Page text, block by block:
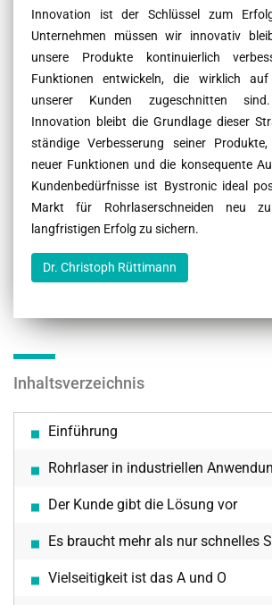
Innovation ist der Schlüssel zum
Unternehmen müssen wir innovativ
unsere Produkte kontinuierlich
Funktionen entwickeln, die wirklich
unserer Kunden zugeschnitten sind.
Innovation bleibt die Grundlage dieser
ständige Verbesserung seiner
neuer Funktionen und die konsequente
Kundenbedürfnisse ist Bystronic ideal
Markt für Rohrlaserschneiden neu
langfristigen Erfolg zu sichern.
Dr. Christoph Rüttimann
Inhaltsverzeichnis
Einführung
Rohrlaser in industriellen
Der Kunde gibt die Lösung vor
Es braucht mehr als nur schnelles
Vielseitigkeit ist das A und O